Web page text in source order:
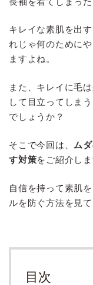
キレイな素肌を出
れじゃ何のために
ますよね。
また、キレイに毛
して目立ってしま
でしょうか？
そこで今回は、 ム
す対策をご紹介しま
自信を持って素肌
ルを防ぐ方法を見て
目次